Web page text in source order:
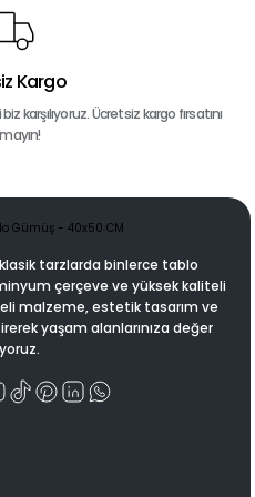
Kargo
karşılıyoruz. Ücretsiz kargo fırsatını
tarzlarda binlerce tablo
çerçeve ve yüksek kaliteli
malzeme, estetik tasarım ve
yaşam alanlarınıza değer